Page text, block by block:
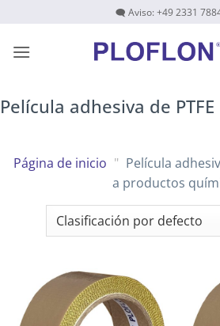
contenido
🗨 Aviso: +49 2331
Película adhesiva de
Página de inicio " Película
a productos